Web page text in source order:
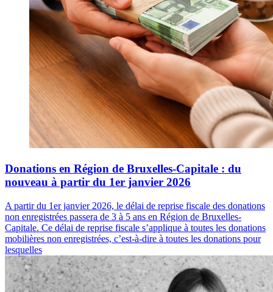
Donations en Région de Bruxelles-Capitale : du
nouveau à partir du 1er janvier 2026
A partir du 1er janvier 2026, le délai de reprise fiscale des donations
non enregistrées passera de 3 à 5 ans en Région de Bruxelles-
Capitale. Ce délai de reprise fiscale s’applique à toutes les donations
mobilières non enregistrées, c’est-à-dire à toutes les donations pour
lesquelles